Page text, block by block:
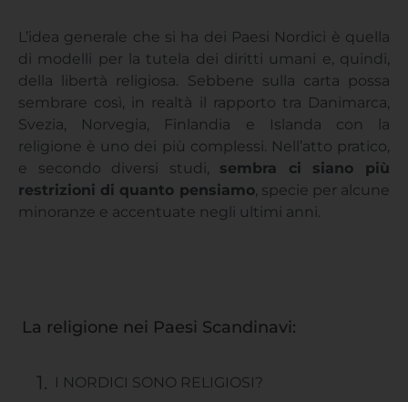
L’idea generale che si ha dei Paesi Nordici è quella
di modelli per la tutela dei diritti umani e, quindi,
della libertà religiosa. Sebbene sulla carta possa
sembrare così, in realtà il rapporto tra Danimarca,
Svezia, Norvegia, Finlandia e Islanda con la
religione è uno dei più complessi. Nell’atto pratico,
e secondo diversi studi, sembra ci siano più
restrizioni di quanto pensiamo, specie per alcune
minoranze e accentuate negli ultimi anni.
La religione nei Paesi Scandinavi:
I NORDICI SONO RELIGIOSI?